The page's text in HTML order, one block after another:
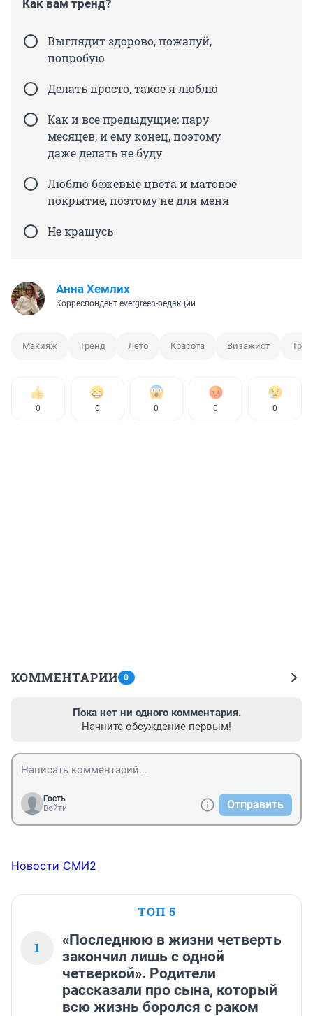
Как вам тренд?
Выглядит здорово, пожалуй,
попробую
Делать просто, такое я люблю
Как и все предыдущие: пару
месяцев, и ему конец, поэтому
даже делать не буду
Люблю бежевые цвета и матовое
покрытие, поэтому не для меня
Не крашусь
Анна Хемлих
Корреспондент evergreen-редакции
Макияж Тренд Лето Красота Визажист
0 0 0 0 0
КОММЕНТАРИИ 0
Пока нет ни одного комментария.
Начните обсуждение первым!
Гость
Войти
Отправить
Новости СМИ2
ТОП 5
1
«Последнюю в жизни четверть
закончил лишь с одной
четверкой». Родители
рассказали про сына, который
всю жизнь боролся с раком